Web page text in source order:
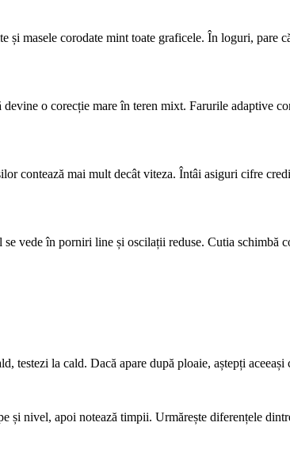
și masele corodate mint toate graficele. În loguri,
o corecție mare în teren mixt. Farurile adaptive
contează mai mult decât viteza. Întâi asiguri cifre
vede în porniri line și oscilații reduse. Cutia schimbă
testezi la cald. Dacă apare după ploaie, aștepți
și nivel, apoi notează timpii. Urmărește diferențele